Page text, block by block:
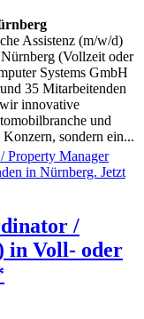
Assistenz (m/w/d)
(Vollzeit oder
Systems GmbH
35 Mitarbeitenden
innovative
und
sondern ein...
/
in Voll- oder